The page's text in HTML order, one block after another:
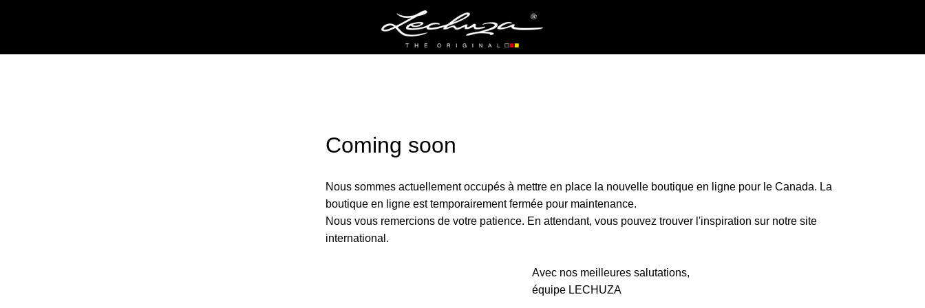
Coming soon
Nous sommes actuellement occupés à mettre en place la nouvelle boutique en ligne pour le Canada. La
boutique en ligne est temporairement fermée pour maintenance.
Nous vous remercions de votre patience. En attendant, vous pouvez trouver l'inspiration sur notre site
international.
Avec nos meilleures salutations,
équipe LECHUZA